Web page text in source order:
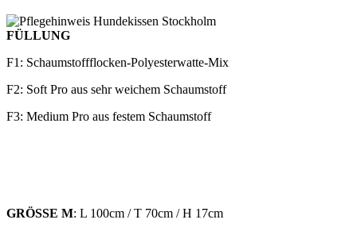
FÜLLUNG
F1: Schaumstoffflocken-Polyesterwatte-Mix
F2: Soft Pro aus sehr weichem Schaumstoff
F3: Medium Pro aus festem Schaumstoff
GRÖSSE M: L 100cm / T 70cm / H 17cm